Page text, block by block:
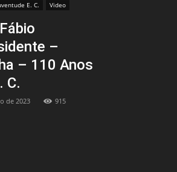
E. C. Video
–
– 110 Anos
C.
de 2023
915